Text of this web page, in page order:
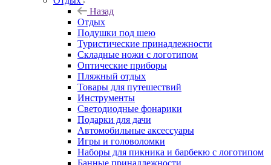
Назад
Отдых
Подушки под шею
Туристические принадлежности
Складные ножи с логотипом
Оптические приборы
Пляжный отдых
Товары для путешествий
Инструменты
Светодиодные фонарики
Подарки для дачи
Автомобильные аксессуары
Игры и головоломки
Наборы для пикника и барбекю с логотипом
Банные принадлежности